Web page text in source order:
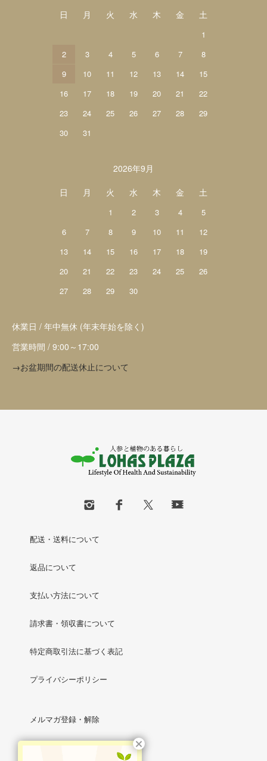
日
月 火 水 木 金 土
1
2
3 4 5 6 7
8
9
10 11 12 13 14
15
16
17 18 19 20 21
22
23
24 25 26 27 28
29
30
31
2026年9月
日
月 火 水 木 金 土
1 2 3 4
5
6
7 8 9 10 11
12
13
14 15 16 17 18
19
20
21 22 23 24 25
26
27
28 29 30
休業日 / 年中無休 (年末年始を除く)
営業時間 / 9:00～17:00
→お盆期間の配送休止について
配送・送料について
返品について
支払い方法について
請求書・領収書について
特定商取引法に基づく表記
プライバシーポリシー
メルマガ登録・解除
RSS/ATOM